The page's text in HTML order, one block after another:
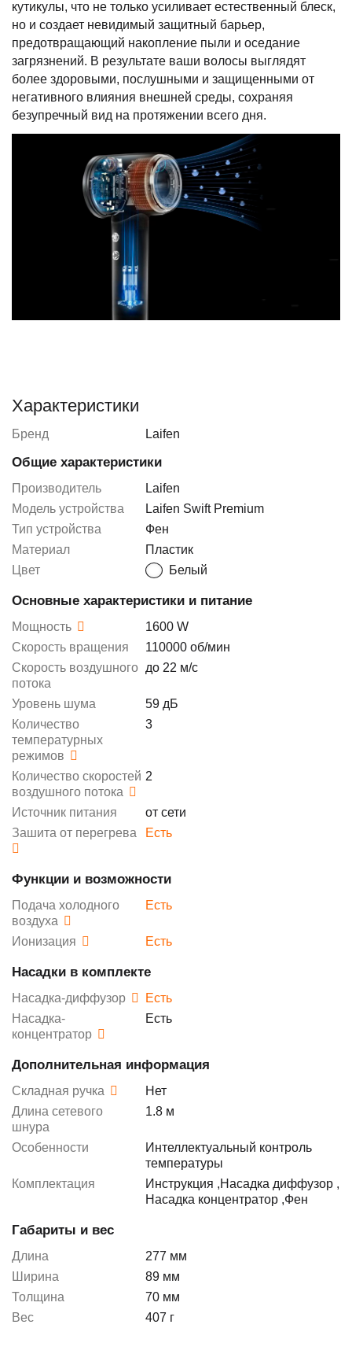
кутикулы, что не только усиливает естественный блеск,
но и создает невидимый защитный барьер,
предотвращающий накопление пыли и оседание
загрязнений. В результате ваши волосы выглядят
более здоровыми, послушными и защищенными от
негативного влияния внешней среды, сохраняя
безупречный вид на протяжении всего дня.
Характеристики
Бренд Laifen
Общие характеристики
Производитель
Laifen
Модель устройства
Laifen Swift Premium
Тип устройства
Фен
Материал
Пластик
Цвет
Белый
Основные характеристики и питание
Мощность
1600 W
Скорость вращения
110000 об/мин
Скорость воздушного
потока
до 22 м/с
Уровень шума
59 дБ
Количество
температурных
режимов
3
Количество скоростей
воздушного потока
2
Источник питания
от сети
Зашита от перегрева
Есть
Функции и возможности
Подача холодного
воздуха
Есть
Ионизация Есть
Насадки в комплекте
Насадка-диффузор
Есть
Насадка-
концентратор
Есть
Дополнительная информация
Складная ручка
Нет
Длина сетевого
шнура
1.8 м
Особенности
Интеллектуальный контроль
температуры
Комплектация
Инструкция ,Насадка диффузор ,
Насадка концентратор ,Фен
Габариты и вес
Длина
277 мм
Ширина
89 мм
Толщина
70 мм
Вес
407 г